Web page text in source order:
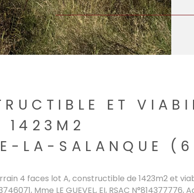
ET
1423M2
LA-SALANQUE
4 faces lot A, constructible de 1423m2 et
Mme LE GUEVEL, EI, RSAC N°814377776,